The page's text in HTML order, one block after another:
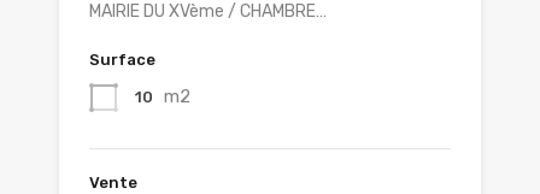
MAIRIE DU XVème / CHAMBRE…
Surface
10 m2
Vente